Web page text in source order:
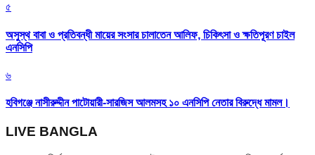
৫
অসুস্থ বাবা ও প্রতিবন্ধী মায়ের সংসার চালাতেন আলিফ, চিকিৎসা ও ক্ষতিপূরণ চাইল
এনসিপি
৬
হবিগঞ্জে নাসীরুদ্দীন পাটোয়ারী-সারজিস আলমসহ ১০ এনসিপি নেতার বিরুদ্ধে মামল।
LIVE BANGLA